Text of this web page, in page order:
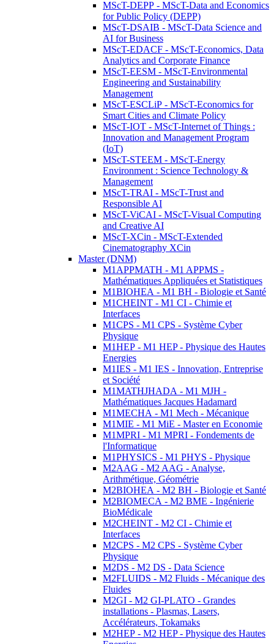
MScT-DEPP - MScT-Data and Economics
for Public Policy (DEPP)
MScT-DSAIB - MScT-Data Science and
AI for Business
MScT-EDACF - MScT-Economics, Data
Analytics and Corporate Finance
MScT-EESM - MScT-Environmental
Engineering and Sustainability
Management
MScT-ESCLiP - MScT-Economics for
Smart Cities and Climate Policy
MScT-IOT - MScT-Internet of Things :
Innovation and Management Program
(IoT)
MScT-STEEM - MScT-Energy
Environment : Science Technology &
Management
MScT-TRAI - MScT-Trust and
Responsible AI
MScT-ViCAI - MScT-Visual Computing
and Creative AI
MScT-XCin - MScT-Extended
Cinematography XCin
Master (DNM)
M1APPMATH - M1 APPMS -
Mathématiques Appliquées et Statistiques
M1BIOHEA - M1 BH - Biologie et Santé
M1CHEINT - M1 CI - Chimie et
Interfaces
M1CPS - M1 CPS - Système Cyber
Physique
M1HEP - M1 HEP - Physique des Hautes
Energies
M1IES - M1 IES - Innovation, Entreprise
et Société
M1MATHJHADA - M1 MJH -
Mathématiques Jacques Hadamard
M1MECHA - M1 Mech - Mécanique
M1MIE - M1 MiE - Master en Economie
M1MPRI - M1 MPRI - Fondements de
l'Informatique
M1PHYSICS - M1 PHYS - Physique
M2AAG - M2 AAG - Analyse,
Arithmétique, Géométrie
M2BIOHEA - M2 BH - Biologie et Santé
M2BIOMECA - M2 BME - Ingénierie
BioMédicale
M2CHEINT - M2 CI - Chimie et
Interfaces
M2CPS - M2 CPS - Système Cyber
Physique
M2DS - M2 DS - Data Science
M2FLUIDS - M2 Fluids - Mécanique des
Fluides
M2GI - M2 GI-PLATO - Grandes
installations - Plasmas, Lasers,
Accélérateurs, Tokamaks
M2HEP - M2 HEP - Physique des Hautes